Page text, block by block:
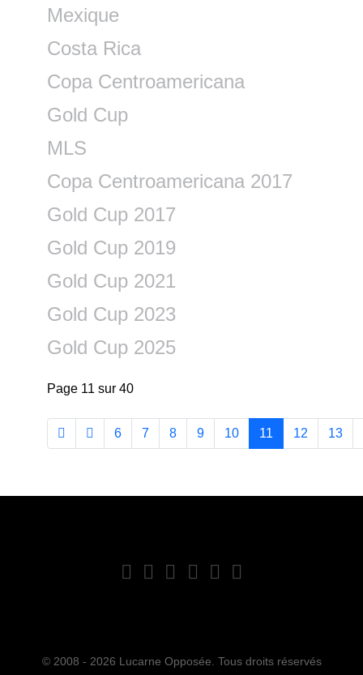
Mexique
Costa Rica
Copa Centroamericana
Gold Cup
MLS
Copa Centroamericana 2017
Gold Cup 2017
Gold Cup 2019
Gold Cup 2021
Gold Cup 2023
Gold Cup 2025
Page 11 sur 40
6 7 8 9 10 11 12 13
© 2008 - 2026 Lucarne Opposée. Tous droits réservés